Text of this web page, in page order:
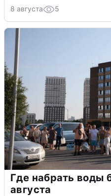
8 августа 5
Где набрать воды
августа